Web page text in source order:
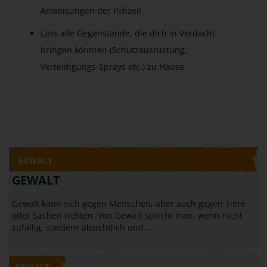
Anweisungen der Polizei!
Lass alle Gegenstände, die dich in Verdacht
bringen könnten (Schutzausrüstung,
Verteidigungs-Sprays etc.) zu Hause.
GEWALT
GEWALT
Gewalt kann sich gegen Menschen, aber auch gegen Tiere
oder Sachen richten. Von Gewalt spricht man, wenn nicht
zufällig, sondern absichtlich und…